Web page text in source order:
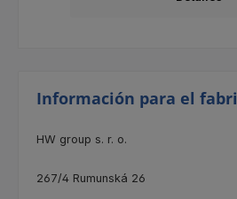
Información para el
HW group s. r. o.
267/4 Rumunská 26